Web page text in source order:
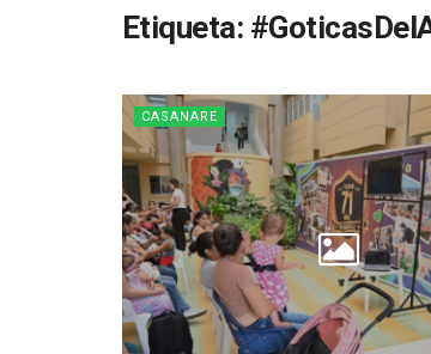
Etiqueta:
CASANARE